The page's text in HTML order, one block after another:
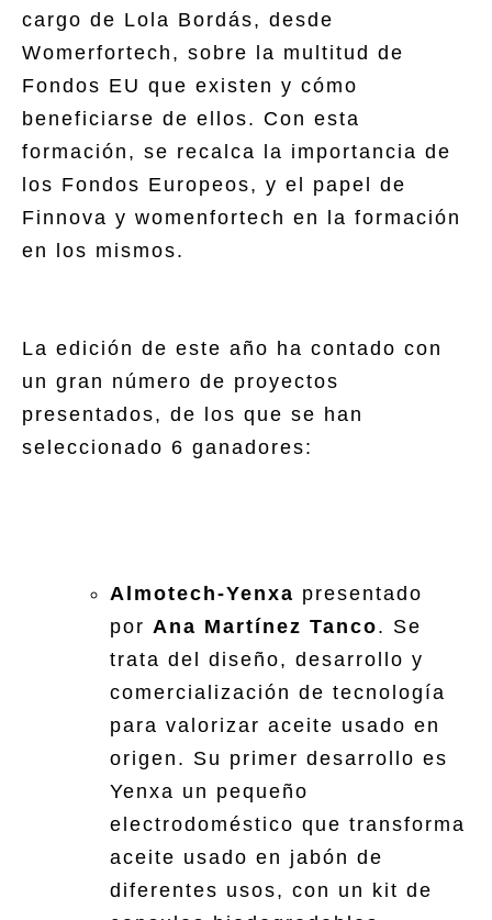
cargo de Lola Bordás, desde
Womerfortech, sobre la multitud de
Fondos EU que existen y cómo
beneficiarse de ellos. Con esta
formación, se recalca la importancia de
los Fondos Europeos, y el papel de
Finnova y womenfortech en la formación
en los mismos.
La edición de este año ha contado con
un gran número de proyectos
presentados, de los que se han
seleccionado 6 ganadores:
Almotech-Yenxa presentado
por Ana Martínez Tanco. Se
trata del diseño, desarrollo y
comercialización de tecnología
para valorizar aceite usado en
origen. Su primer desarrollo es
Yenxa un pequeño
electrodoméstico que transforma
aceite usado en jabón de
diferentes usos, con un kit de